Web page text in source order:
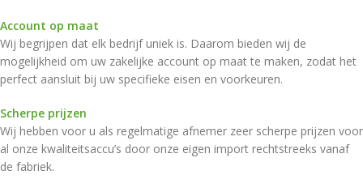
Account op maat
Wij begrijpen dat elk bedrijf uniek is. Daarom bieden wij de
mogelijkheid om uw zakelijke account op maat te maken, zodat het
perfect aansluit bij uw specifieke eisen en voorkeuren.
Scherpe prijzen
Wij hebben voor u als regelmatige afnemer zeer scherpe prijzen voor
al onze kwaliteitsaccu’s door onze eigen import rechtstreeks vanaf
de fabriek.